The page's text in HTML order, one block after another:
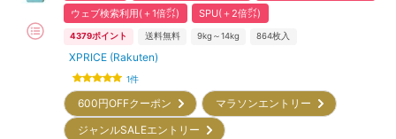
ウェブ検索利用(＋1倍㌽)
SPU(＋2倍㌽)
4379ポイント 送料無料 9kg～14kg 864枚入
XPRICE (Rakuten)
1件
600円OFFクーポン
マラソンエントリー
ジャンルSALEエントリー